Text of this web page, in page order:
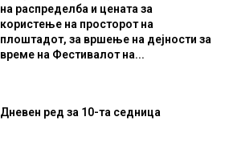
на распределба и цената за
користење на просторот на
плоштадот, за вршење на дејности за
време на Фестивалот на...
Дневен ред за 10-та седница